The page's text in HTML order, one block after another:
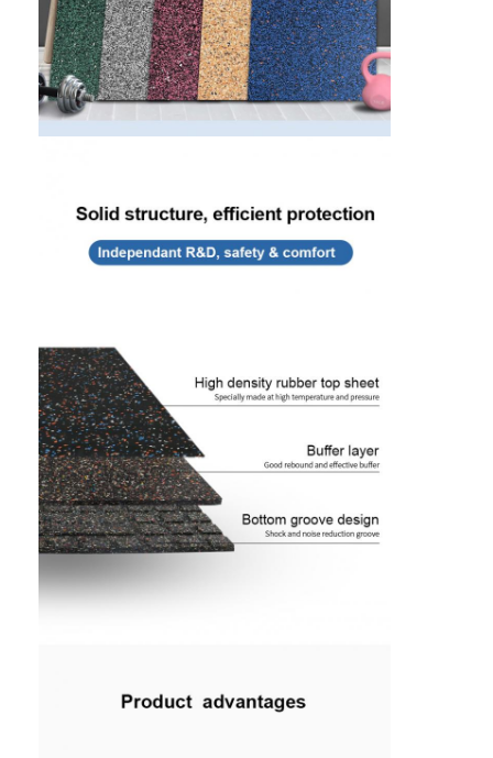
Produk
Video
Tur Pabrik
Kontrol kualitas
Hubungi kami
Berita
Lantai karet taman bermain